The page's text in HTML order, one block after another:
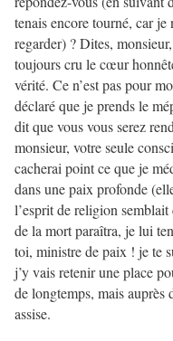
tenais encore tourné, car je
regarder) ? Dites,
toujours cru le cœur
vérité. Ce n’est pas pour
déclaré que je prends le
dit que vous vous serez
monsieur, votre seule
cacherai point ce que je
dans une paix profonde
l’esprit de religion
de la mort paraîtra, je lui
toi, ministre de paix ! je te
j’y vais retenir une place
de longtemps, mais auprès
assise.